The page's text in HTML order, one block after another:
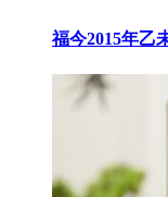
福今2015年乙